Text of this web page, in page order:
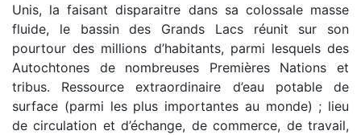
Unis, la faisant disparaitre dans sa colossale masse
fluide, le bassin des Grands Lacs réunit sur son
pourtour des millions d’habitants, parmi lesquels des
Autochtones de nombreuses Premières Nations et
tribus. Ressource extraordinaire d’eau potable de
surface (parmi les plus importantes au monde) ; lieu
de circulation et d’échange, de commerce, de travail,